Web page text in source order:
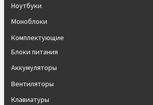
Ноутбуки
Моноблоки
Комплектующие
Блоки питания
Аккумуляторы
Вентиляторы
Клавиатуры